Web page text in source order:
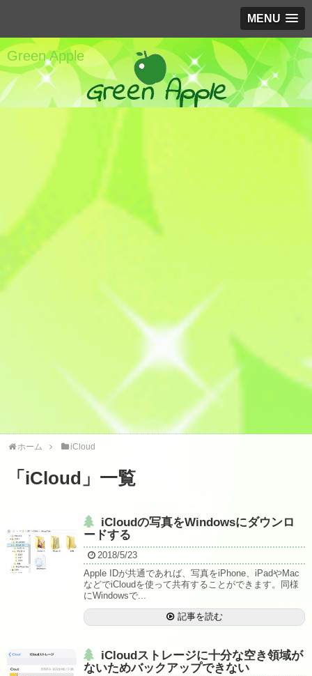
MENU
Green Apple
ホーム iCloud
「 iCloud 」 一覧
iCloudの写真をWindowsにダウンロ
ードする
2018/5/23
Apple IDが共通であれば、写真をiPhone、iPadやMac
などでiCloudを使って共有することができます。同様
にWindowsで...
記事を読む
iCloudストレージに十分な空き領域が
ないためバックアップできない